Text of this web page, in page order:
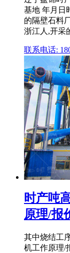
基地 年月日
的隔壁石料
浙江人,开采
联系电话:
时产吨
原理/报
其中烧结工
机工作原理/